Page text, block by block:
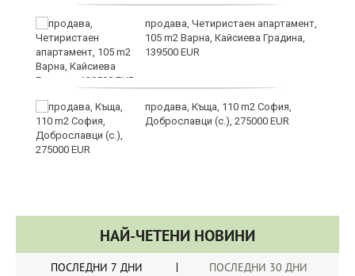
продава, Четиристаен апартамент,
105 m2 Варна, Кайсиева Градина,
139500 EUR
продава, Къща, 110 m2 София,
Доброславци (с.), 275000 EUR
НАЙ-ЧЕТЕНИ НОВИНИ
ПОСЛЕДНИ 7 ДНИ ПОСЛЕДНИ 30 ДНИ